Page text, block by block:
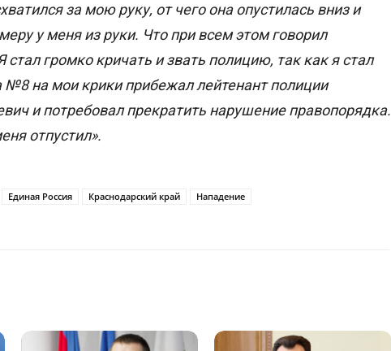
за мою руку, от чего она опустилась вниз и
у меня из руки. Что при всем этом говорил
громко кричать и звать полицию, так как я стал
№8 на мои крики прибежал лейтенант полиции
и потребовал прекратить нарушение правопорядка.
отпустил».
Единая Россия Краснодарский край Нападение